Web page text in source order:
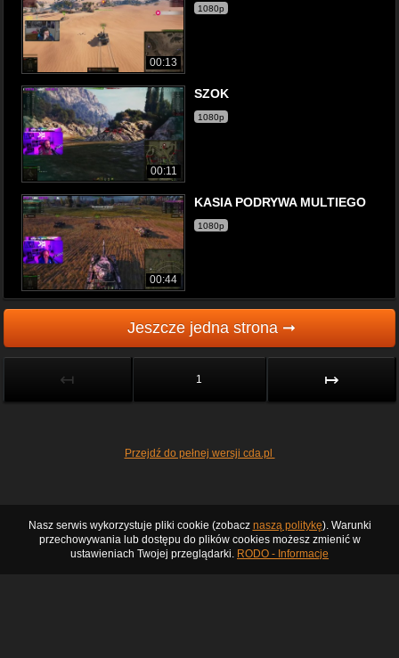
00:13
1080p
00:11
SZOK
1080p
00:44
KASIA PODRYWA MULTIEGO
1080p
Jeszcze jedna strona ➞
↤ 1 ↦
Przejdź do pełnej wersji cda.pl
Nasz serwis wykorzystuje pliki cookie (zobacz naszą politykę). Warunki
przechowywania lub dostępu do plików cookies możesz zmienić w
ustawieniach Twojej przeglądarki. RODO - Informacje